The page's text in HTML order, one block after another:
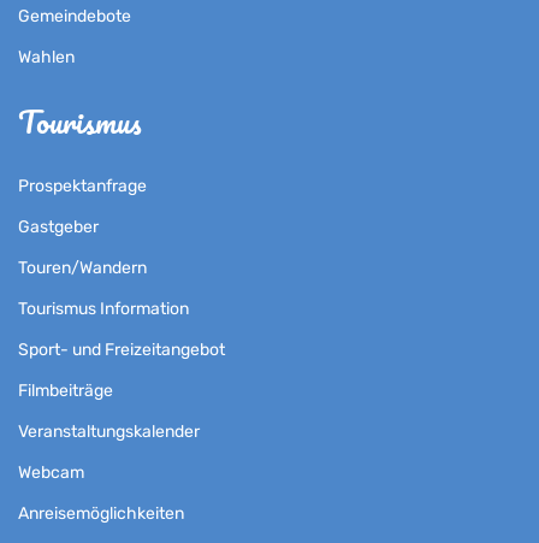
Gemeindebote
Wahlen
Tourismus
Prospektanfrage
Gastgeber
Touren/Wandern
Tourismus Information
Sport- und Freizeitangebot
Filmbeiträge
Veranstaltungskalender
Webcam
Anreisemöglichkeiten